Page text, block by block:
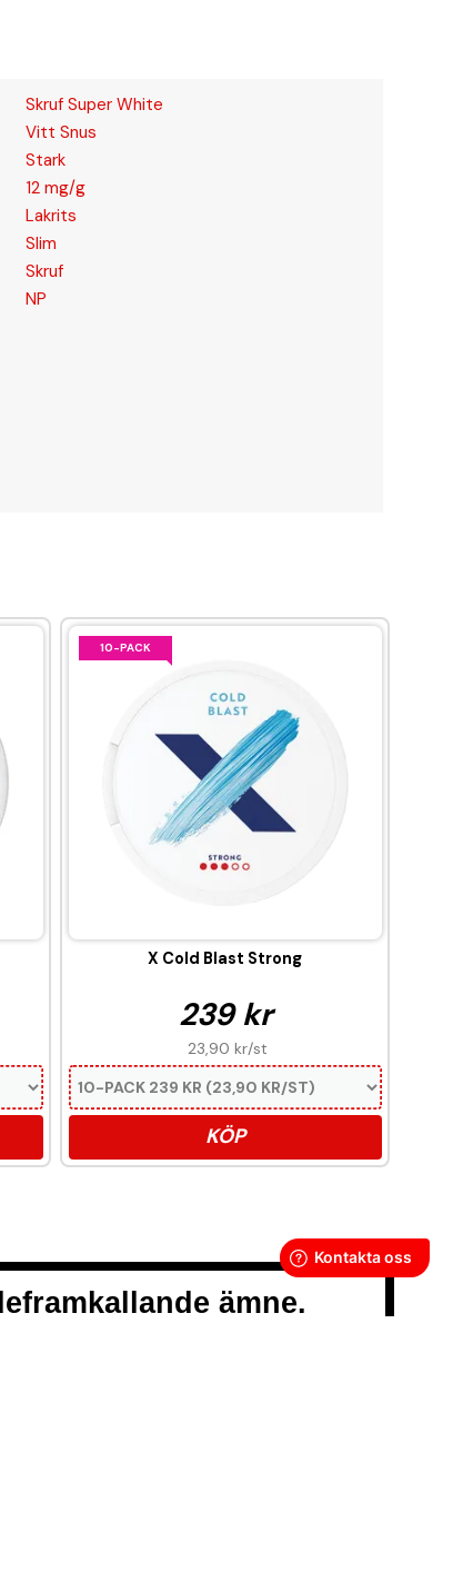
Skruf Super White
Vitt Snus
Stark
12 mg/g
Lakrits
Slim
Skruf
NP
10-PACK
X Cold Blast Strong
239 kr
23,90 kr/st
KÖP
ämne.